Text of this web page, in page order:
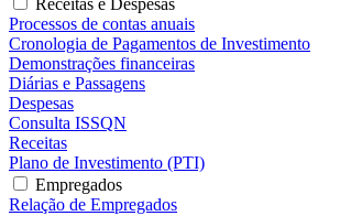
Receitas e Despesas
Processos de contas anuais
Cronologia de Pagamentos de Investimento
Demonstrações financeiras
Diárias e Passagens
Despesas
Consulta ISSQN
Receitas
Plano de Investimento (PTI)
Empregados
Relação de Empregados